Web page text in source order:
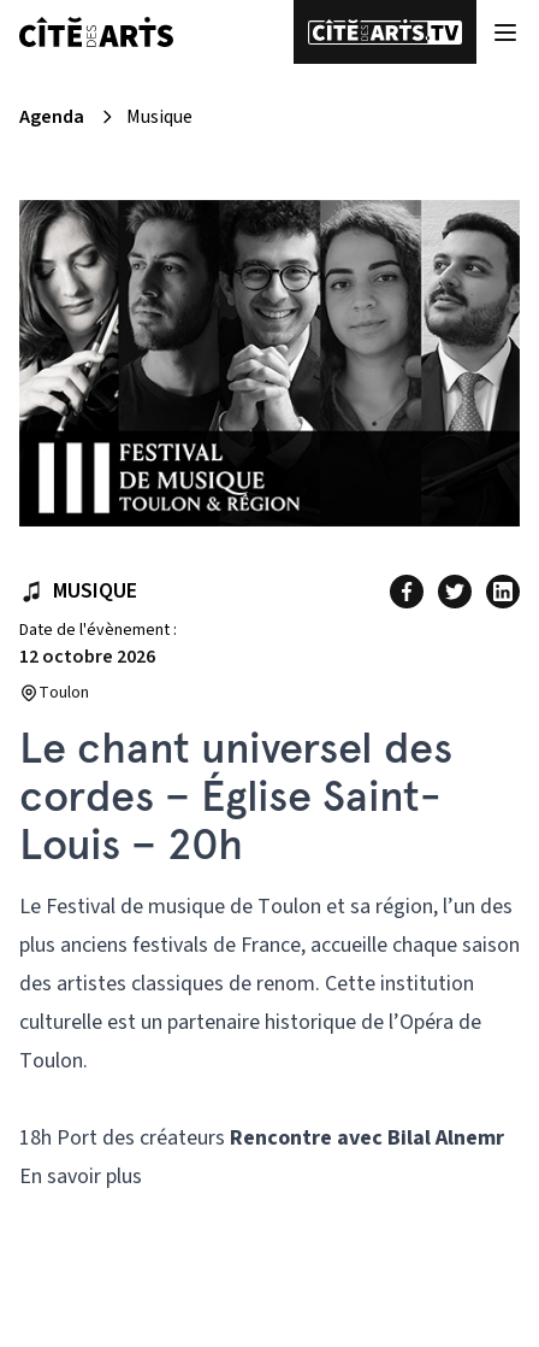
Agenda Musique
MUSIQUE
Date de l'évènement :
12 octobre 2026
Toulon
Le chant universel des
cordes – Église Saint-
Louis – 20h
Le Festival de musique de Toulon et sa région, l’un des
plus anciens festivals de France, accueille chaque saison
des artistes classiques de renom. Cette institution
culturelle est un partenaire historique de l’Opéra de
Toulon.
18h Port des créateurs Rencontre avec Bilal Alnemr
En savoir plus